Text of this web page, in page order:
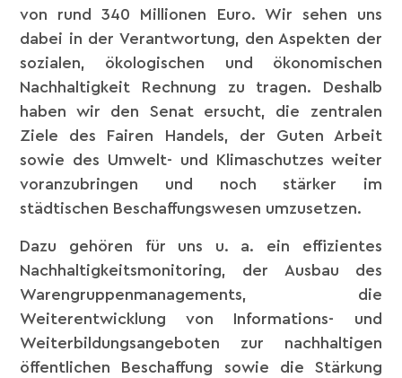
von rund 340 Millionen Euro. Wir sehen uns
dabei in der Verantwortung, den Aspekten der
sozialen, ökologischen und ökonomischen
Nachhaltigkeit Rechnung zu tragen. Deshalb
haben wir den Senat ersucht, die zentralen
Ziele des Fairen Handels, der Guten Arbeit
sowie des Umwelt- und Klimaschutzes weiter
voranzubringen und noch stärker im
städtischen Beschaffungswesen umzusetzen.
Dazu gehören für uns u. a. ein effizientes
Nachhaltigkeitsmonitoring, der Ausbau des
Warengruppenmanagements, die
Weiterentwicklung von Informations- und
Weiterbildungsangeboten zur nachhaltigen
öffentlichen Beschaffung sowie die Stärkung